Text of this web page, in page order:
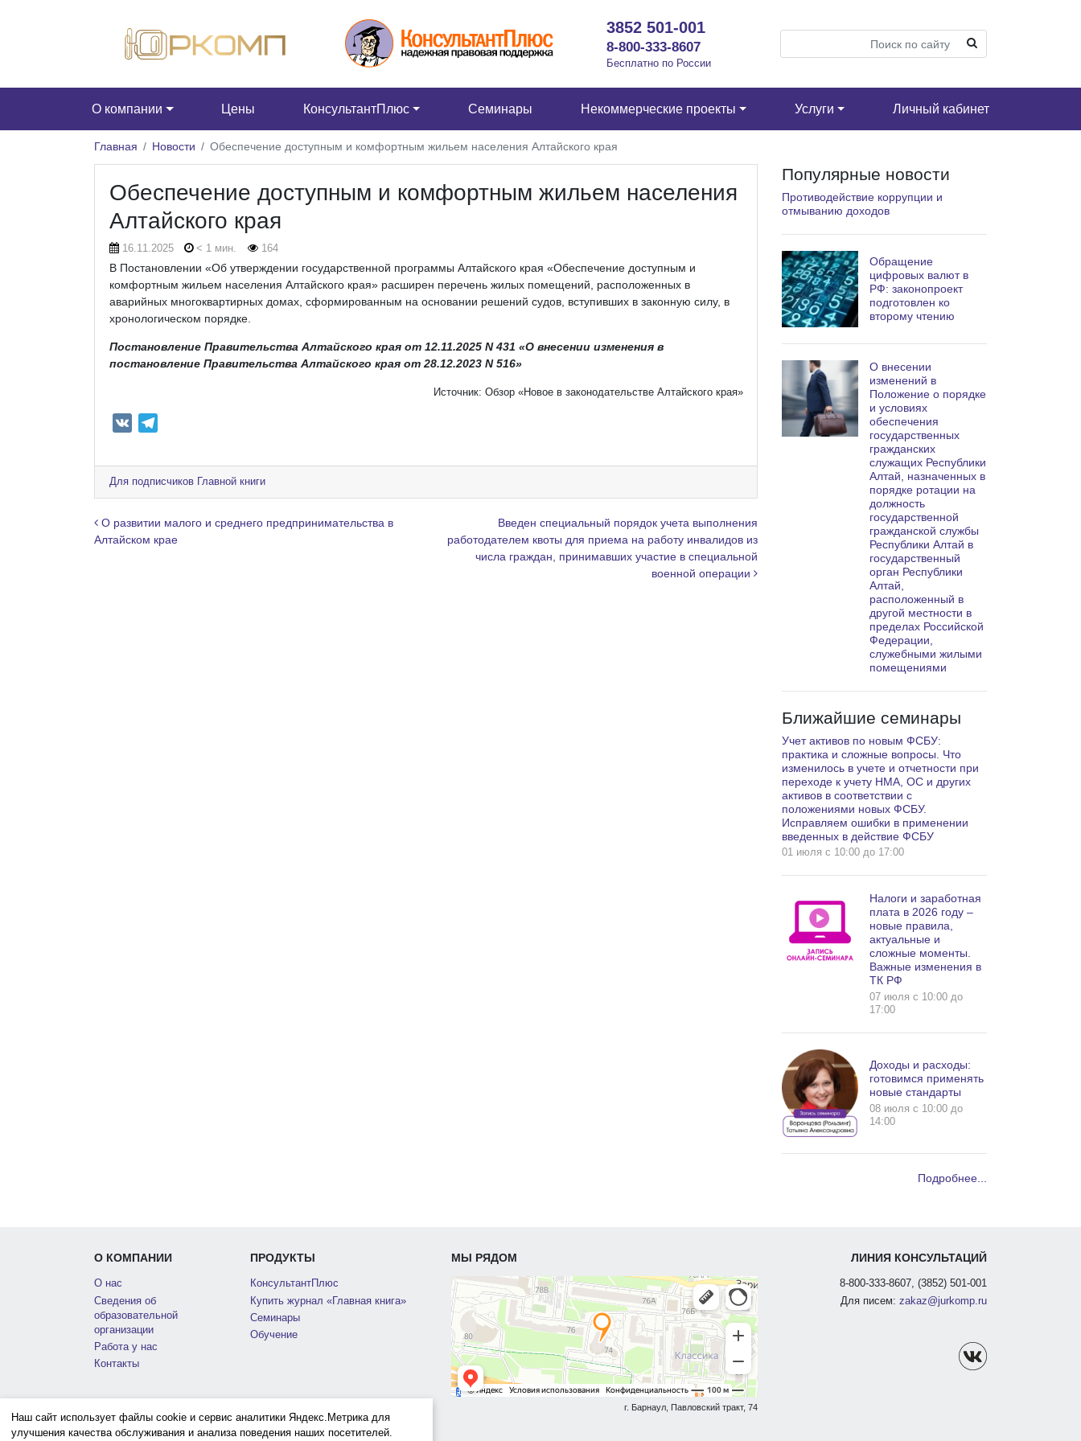
3852 501-001
8-800-333-8607
Бесплатно по России
О компании Цены КонсультантПлюс Семинары Некоммерческие проекты Услуги Личный кабинет
Главная Новости Обеспечение доступным и комфортным жильем населения Алтайского края
Обеспечение доступным и комфортным жильем населения
Алтайского края
16.11.2025 < 1 мин. 164
В Постановлении «Об утверждении государственной программы Алтайского края «Обеспечение доступным и
комфортным жильем населения Алтайского края» расширен перечень жилых помещений, расположенных в
аварийных многоквартирных домах, сформированным на основании решений судов, вступивших в законную силу, в
хронологическом порядке.
Постановление Правительства Алтайского края от 12.11.2025 N 431 «О внесении изменения в
постановление Правительства Алтайского края от 28.12.2023 N 516»
Источник: Обзор «Новое в законодательстве Алтайского края»
e
g
r
a
Для подписчиков Главной книги
Навигация по записям
О развитии малого и среднего предпринимательства в
Алтайском крае
Введен специальный порядок учета выполнения
работодателем квоты для приема на работу инвалидов из
числа граждан, принимавших участие в специальной
военной операции
Популярные новости
Противодействие коррупции и
отмыванию доходов
Обращение
цифровых валют в
РФ: законопроект
подготовлен ко
второму чтению
О внесении
изменений в
Положение о порядке
и условиях
обеспечения
государственных
гражданских
служащих Республики
Алтай, назначенных в
порядке ротации на
должность
государственной
гражданской службы
Республики Алтай в
государственный
орган Республики
Алтай,
расположенный в
другой местности в
пределах Российской
Федерации,
служебными жилыми
помещениями
Ближайшие семинары
Учет активов по новым ФСБУ:
практика и сложные вопросы. Что
изменилось в учете и отчетности при
переходе к учету НМА, ОС и других
активов в соответствии с
положениями новых ФСБУ.
Исправляем ошибки в применении
введенных в действие ФСБУ
01 июля c 10:00 до 17:00
Налоги и заработная
плата в 2026 году –
новые правила,
актуальные и
сложные моменты.
Важные изменения в
ТК РФ
07 июля c 10:00 до
17:00
Доходы и расходы:
готовимся применять
новые стандарты
08 июля c 10:00 до
14:00
Подробнее...
О КОМПАНИИ
О нас
Сведения об
образовательной
организации
Работа у нас
Контакты
ПРОДУКТЫ
КонсультантПлюс
Купить журнал «Главная книга»
Семинары
Обучение
МЫ РЯДОМ
г. Барнаул, Павловский тракт, 74
ЛИНИЯ КОНСУЛЬТАЦИЙ
8-800-333-8607, (3852) 501-001
Для писем: zakaz@jurkomp.ru
Наш сайт использует файлы cookie и сервис аналитики Яндекс.Метрика для
улучшения качества обслуживания и анализа поведения наших посетителей.